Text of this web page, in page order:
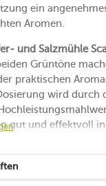
ein
Aromen.
und Salzmühle
Grüntöne
praktischen
wird durch
gut und effektvoll